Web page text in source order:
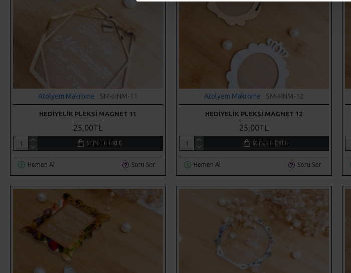
Atolyem Makrome SM-HNM-11
HEDIYELIK PLEKSI MAGNET 11
25,00TL
SEPETE EKLE
Hemen Al Soru Sor
Atolyem Makrome SM-HNM-12
HEDIYELIK PLEKSI MAGNET 12
25,00TL
SEPETE EKLE
Hemen Al Soru Sor